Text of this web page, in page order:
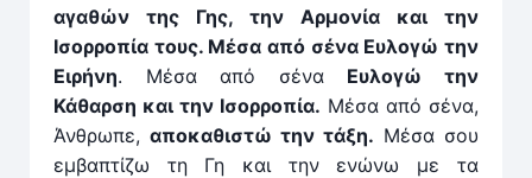
αγαθών της Γης, την Αρμονία και την
Ισορροπία τους. Μέσα από σένα Ευλογώ την
Ειρήνη. Μέσα από σένα Ευλογώ την
Κάθαρση και την Ισορροπία. Μέσα από σένα,
Άνθρωπε, αποκαθιστώ την τάξη. Μέσα σου
εμβαπτίζω τη Γη και την ενώνω με τα